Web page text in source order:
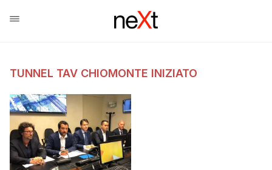
TUNNEL TAV CHIOMONTE INIZIATO